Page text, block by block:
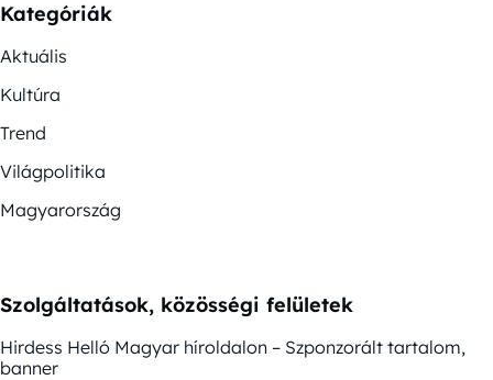
Kategóriák
Aktuális
Kultúra
Trend
Világpolitika
Magyarország
Szolgáltatások, közösségi felületek
Hirdess Helló Magyar híroldalon – Szponzorált tartalom,
banner